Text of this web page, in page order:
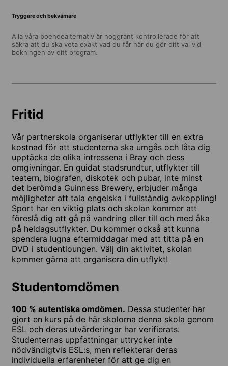
Tryggare och bekvämare
Alla våra boendealternativ är noggrant kontrollerade för att
säkra att du ska veta exakt vad du får när du gör ditt val vid
bokningen av ditt program.
Fritid
Vår partnerskola organiserar utflykter till en extra
kostnad för att studenterna ska umgås och låta dig
upptäcka de olika intressena i Bray och dess
omgivningar. En guidat stadsrundtur, utflykter till
teatern, biografen, diskotek och pubar, inte minst
det berömda Guinness Brewery, erbjuder många
möjligheter att tala engelska i fullständig avkoppling!
Sport har en viktig plats och skolan kommer att
föreslå dig att gå på vandring eller till och med åka
på heldagsutflykter. Du kommer också att kunna
spendera lugna eftermiddagar med att titta på en
DVD i studentloungen. Välj din aktivitet, skolan
kommer gärna att organisera din utflykt!
Studentomdömen
100 % autentiska omdömen. Dessa studenter har
gjort en kurs på de här skolorna denna skola genom
ESL och deras utvärderingar har verifierats.
Studenternas uppfattningar uttrycker inte
nödvändigtvis ESL:s, men reflekterar deras
individuella erfarenheter för att ge dig en